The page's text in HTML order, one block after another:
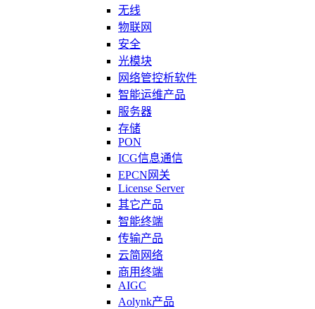
无线
物联网
安全
光模块
网络管控析软件
智能运维产品
服务器
存储
PON
ICG信息通信
EPCN网关
License Server
其它产品
智能终端
传输产品
云简网络
商用终端
AIGC
Aolynk产品